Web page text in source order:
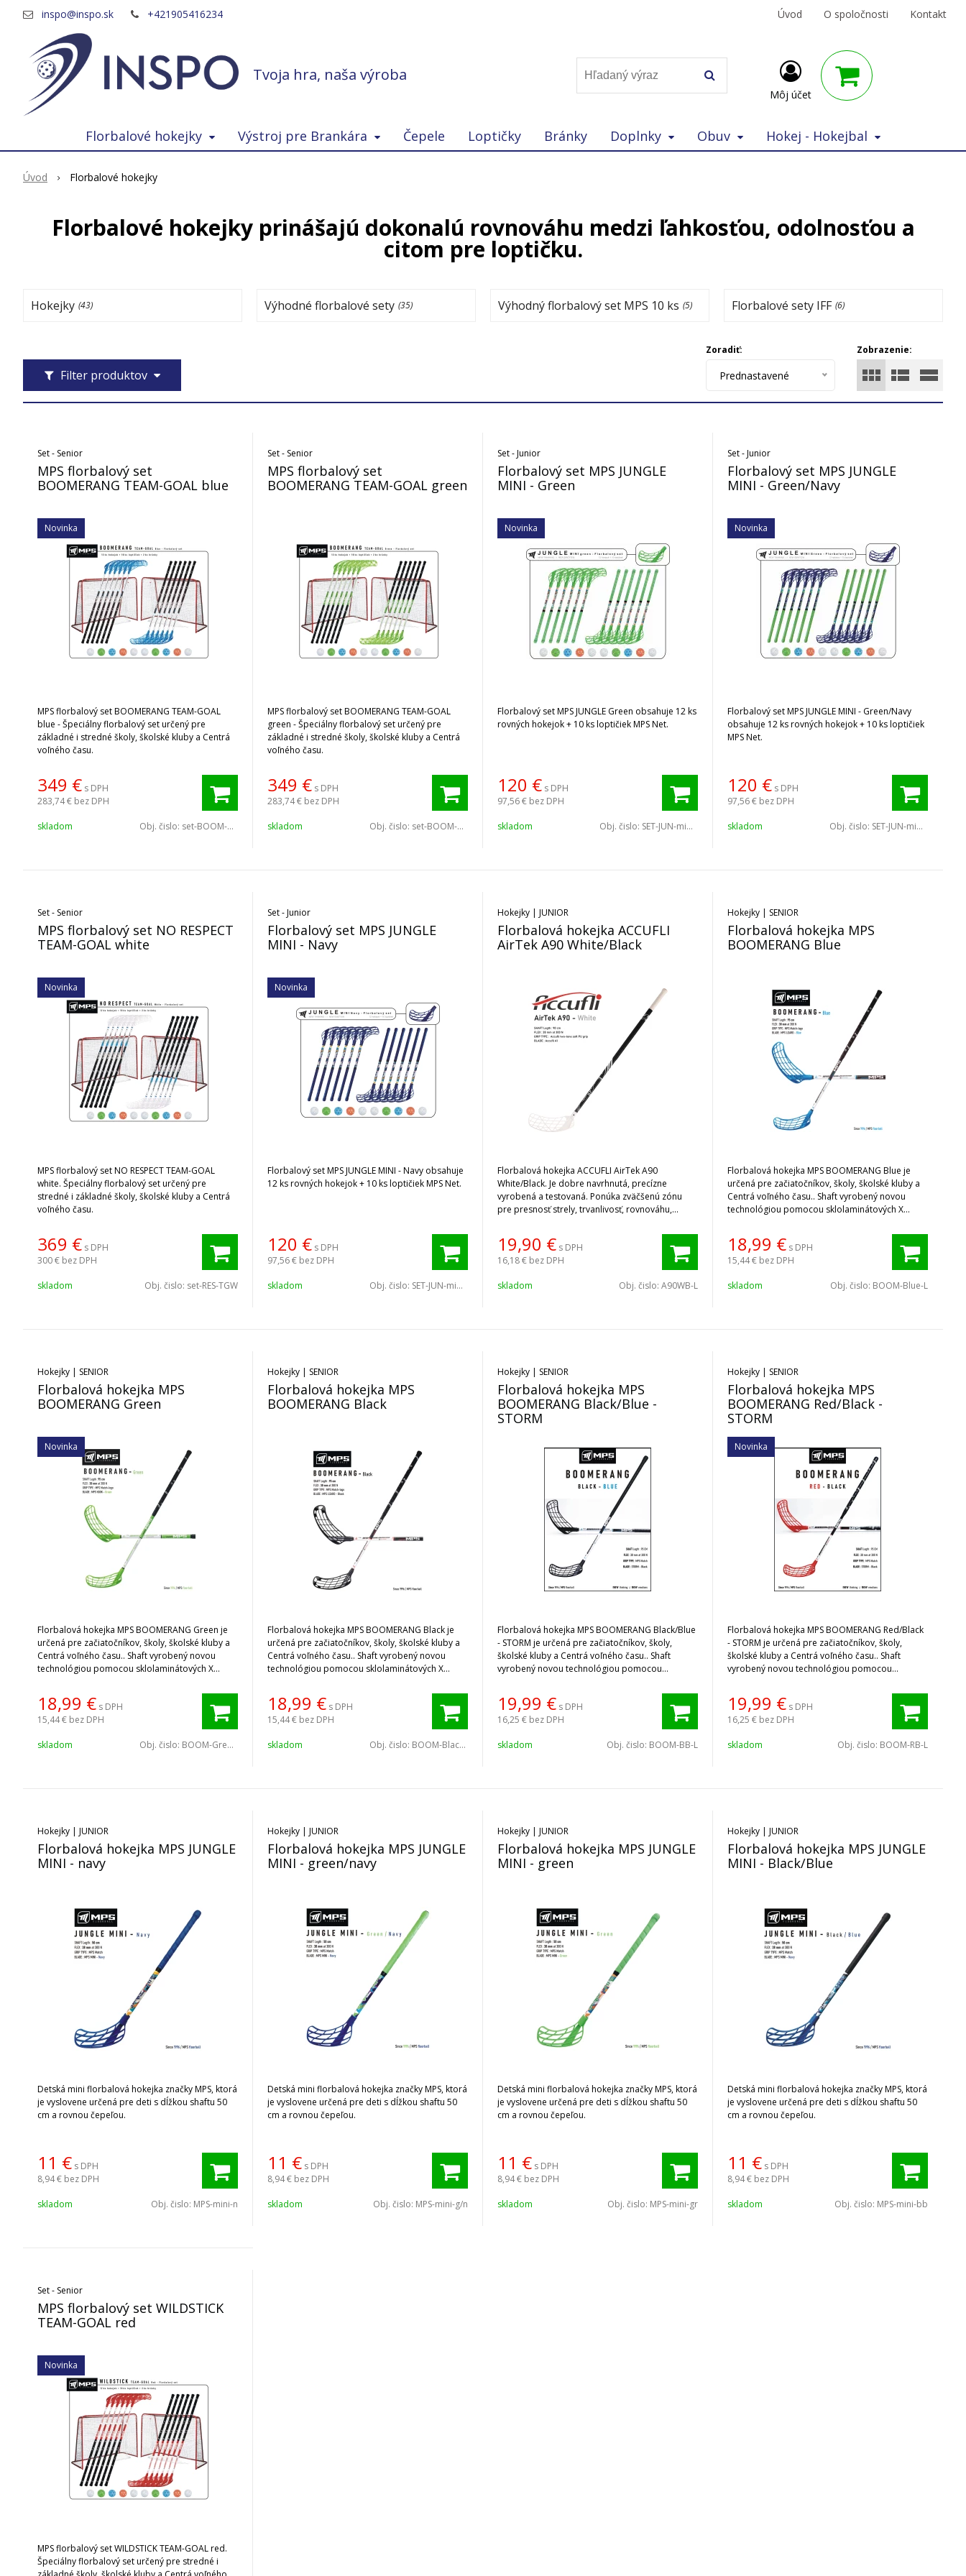
Tvoja hra, naša výroba
inspo@inspo.sk +421905416234 Úvod O spoločnosti Kontakt
Môj účet
Florbalové hokejky Výstroj pre Brankára Čepele Loptičky Bránky Doplnky Obuv Hokej - Hokejbal
Úvod Florbalové hokejky
Florbalové hokejky prinášajú dokonalú rovnováhu medzi ľahkosťou, odolnosťou a
citom pre loptičku.
Hokejky (43) Výhodné florbalové sety (35) Výhodný florbalový set MPS 10 ks (5) Florbalové sety IFF (6)
Filter produktov
Zobrazenie:
Zoradiť:
Prednastavené
Set - Senior
MPS florbalový set
BOOMERANG TEAM-GOAL blue
Novinka
MPS florbalový set BOOMERANG TEAM-GOAL
blue - Špeciálny florbalový set určený pre
základné i stredné školy, školské kluby a Centrá
voľného času.
349 € s DPH
283,74 € bez DPH
skladom Obj. čislo: set-BOOM-TGBE
Set - Senior
MPS florbalový set
BOOMERANG TEAM-GOAL green
MPS florbalový set BOOMERANG TEAM-GOAL
green - Špeciálny florbalový set určený pre
základné i stredné školy, školské kluby a Centrá
voľného času.
349 € s DPH
283,74 € bez DPH
skladom Obj. čislo: set-BOOM-TGG
Set - Junior
Florbalový set MPS JUNGLE
MINI - Green
Novinka
Florbalový set MPS JUNGLE Green obsahuje 12 ks
rovných hokejok + 10 ks loptičiek MPS Net.
120 € s DPH
97,56 € bez DPH
skladom Obj. čislo: SET-JUN-mini-G
Set - Junior
Florbalový set MPS JUNGLE
MINI - Green/Navy
Novinka
Florbalový set MPS JUNGLE MINI - Green/Navy
obsahuje 12 ks rovných hokejok + 10 ks loptičiek
MPS Net.
120 € s DPH
97,56 € bez DPH
skladom Obj. čislo: SET-JUN-mini-G/N
Set - Senior
MPS florbalový set NO RESPECT
TEAM-GOAL white
Novinka
MPS florbalový set NO RESPECT TEAM-GOAL
white. Špeciálny florbalový set určený pre
stredné i základné školy, školské kluby a Centrá
voľného času.
369 € s DPH
300 € bez DPH
skladom Obj. čislo: set-RES-TGW
Set - Junior
Florbalový set MPS JUNGLE
MINI - Navy
Novinka
Florbalový set MPS JUNGLE MINI - Navy obsahuje
12 ks rovných hokejok + 10 ks loptičiek MPS Net.
120 € s DPH
97,56 € bez DPH
skladom Obj. čislo: SET-JUN-mini-N
Hokejky | JUNIOR
Florbalová hokejka ACCUFLI
AirTek A90 White/Black
Florbalová hokejka ACCUFLI AirTek A90
White/Black. Je dobre navrhnutá, precízne
vyrobená a testovaná. Ponúka zväčšenú zónu
pre presnosť strely, trvanlivosť, rovnováhu,
19,90 € s DPH
16,18 € bez DPH
skladom Obj. čislo: A90WB-L
Hokejky | SENIOR
Florbalová hokejka MPS
BOOMERANG Blue
Florbalová hokejka MPS BOOMERANG Blue je
určená pre začiatočníkov, školy, školské kluby a
Centrá voľného času.. Shaft vyrobený novou
technológiou pomocou sklolaminátových X
18,99 € s DPH
15,44 € bez DPH
skladom Obj. čislo: BOOM-Blue-L
Hokejky | SENIOR
Florbalová hokejka MPS
BOOMERANG Green
Novinka
Florbalová hokejka MPS BOOMERANG Green je
určená pre začiatočníkov, školy, školské kluby a
Centrá voľného času.. Shaft vyrobený novou
technológiou pomocou sklolaminátových X
18,99 € s DPH
15,44 € bez DPH
skladom Obj. čislo: BOOM-Green-L
Hokejky | SENIOR
Florbalová hokejka MPS
BOOMERANG Black
Florbalová hokejka MPS BOOMERANG Black je
určená pre začiatočníkov, školy, školské kluby a
Centrá voľného času.. Shaft vyrobený novou
technológiou pomocou sklolaminátových X
18,99 € s DPH
15,44 € bez DPH
skladom Obj. čislo: BOOM-Black-L
Hokejky | SENIOR
Florbalová hokejka MPS
BOOMERANG Black/Blue -
STORM
Florbalová hokejka MPS BOOMERANG Black/Blue
- STORM je určená pre začiatočníkov, školy,
školské kluby a Centrá voľného času.. Shaft
vyrobený novou technológiou pomocou
19,99 € s DPH
16,25 € bez DPH
skladom Obj. čislo: BOOM-BB-L
Hokejky | SENIOR
Florbalová hokejka MPS
BOOMERANG Red/Black -
STORM
Novinka
Florbalová hokejka MPS BOOMERANG Red/Black
- STORM je určená pre začiatočníkov, školy,
školské kluby a Centrá voľného času.. Shaft
vyrobený novou technológiou pomocou
19,99 € s DPH
16,25 € bez DPH
skladom Obj. čislo: BOOM-RB-L
Hokejky | JUNIOR
Florbalová hokejka MPS JUNGLE
MINI - navy
Detská mini florbalová hokejka značky MPS, ktorá
je vyslovene určená pre deti s dĺžkou shaftu 50
cm a rovnou čepeľou.
11 € s DPH
8,94 € bez DPH
skladom Obj. čislo: MPS-mini-n
Hokejky | JUNIOR
Florbalová hokejka MPS JUNGLE
MINI - green/navy
Detská mini florbalová hokejka značky MPS, ktorá
je vyslovene určená pre deti s dĺžkou shaftu 50
cm a rovnou čepeľou.
11 € s DPH
8,94 € bez DPH
skladom Obj. čislo: MPS-mini-g/n
Hokejky | JUNIOR
Florbalová hokejka MPS JUNGLE
MINI - green
Detská mini florbalová hokejka značky MPS, ktorá
je vyslovene určená pre deti s dĺžkou shaftu 50
cm a rovnou čepeľou.
11 € s DPH
8,94 € bez DPH
skladom Obj. čislo: MPS-mini-gr
Hokejky | JUNIOR
Florbalová hokejka MPS JUNGLE
MINI - Black/Blue
Detská mini florbalová hokejka značky MPS, ktorá
je vyslovene určená pre deti s dĺžkou shaftu 50
cm a rovnou čepeľou.
11 € s DPH
8,94 € bez DPH
skladom Obj. čislo: MPS-mini-bb
Set - Senior
MPS florbalový set WILDSTICK
TEAM-GOAL red
Novinka
MPS florbalový set WILDSTICK TEAM-GOAL red.
Špeciálny florbalový set určený pre stredné i